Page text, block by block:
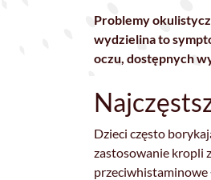
Problemy
wydzielina to
oczu, dostępnych
Dzieci często
zastosowanie kropli
przeciwhistaminowe